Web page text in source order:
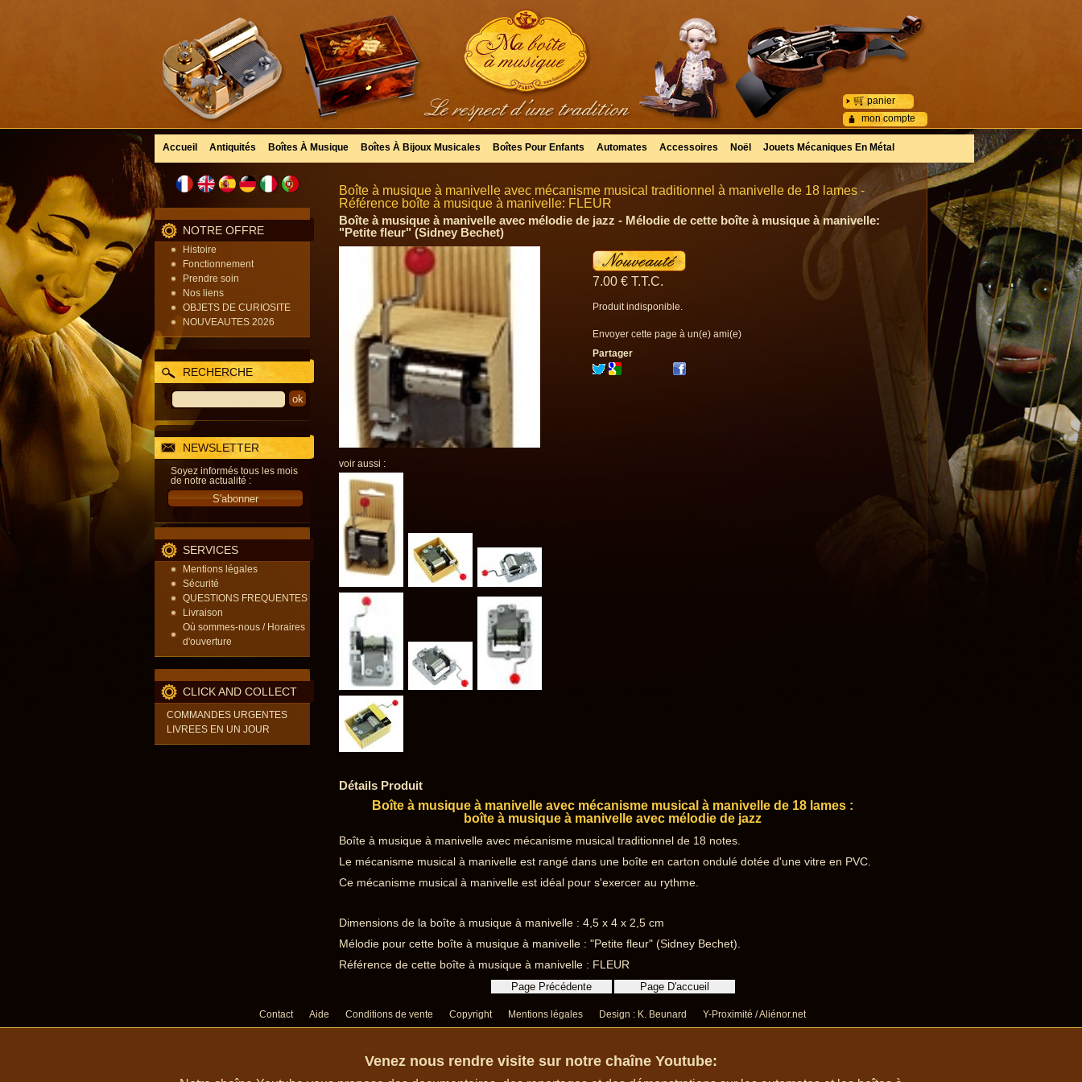
mon compte
panier
Accueil Antiquités Boîtes À Musique Boîtes À Bijoux Musicales Boîtes Pour Enfants Automates Accessoires Noël Jouets Mécaniques En Métal
NOTRE OFFRE
Histoire
Fonctionnement
Prendre soin
Nos liens
OBJETS DE CURIOSITE
NOUVEAUTES 2026
RECHERCHE
NEWSLETTER
Soyez informés tous les mois
de notre actualité :
SERVICES
Mentions légales
Sécurité
QUESTIONS FREQUENTES
Livraison
Où sommes-nous / Horaires
d'ouverture
CLICK AND COLLECT
COMMANDES URGENTES
LIVREES EN UN JOUR
Boîte à musique à manivelle avec mécanisme musical traditionnel à manivelle de 18 lames -
Référence boîte à musique à manivelle: FLEUR
Boîte à musique à manivelle avec mélodie de jazz - Mélodie de cette boîte à musique à manivelle:
"Petite fleur" (Sidney Bechet)
voir aussi :
7.00 € T.T.C.
Produit indisponible.
Envoyer cette page à un(e) ami(e)
Partager
Détails Produit
Boîte à musique à manivelle avec mécanisme musical à manivelle de 18 lames :
boîte à musique à manivelle avec mélodie de jazz
Boîte à musique à manivelle avec mécanisme musical traditionnel de 18 notes.
Le mécanisme musical à manivelle est rangé dans une boîte en carton ondulé dotée d'une vitre en PVC.
Ce mécanisme musical à manivelle est idéal pour s'exercer au rythme.
Dimensions de la boîte à musique à manivelle : 4,5 x 4 x 2,5 cm
Mélodie pour cette boîte à musique à manivelle : "Petite fleur" (Sidney Bechet).
Référence de cette boîte à musique à manivelle : FLEUR
Contact Aide Conditions de vente Copyright Mentions légales Design : K. Beunard Y-Proximité / Aliénor.net
Venez nous rendre visite sur notre chaîne Youtube: